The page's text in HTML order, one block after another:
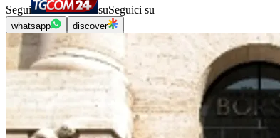
Segui suSeguici su
whatsapp discover